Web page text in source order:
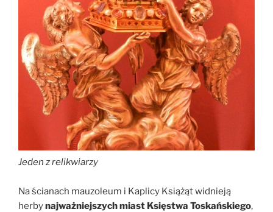
Jeden z relikwiarzy
Na ścianach mauzoleum i Kaplicy Książąt widnieją
herbynajważniejszych miast Księstwa Toskańskiego,